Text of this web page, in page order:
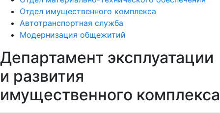
Отдел имущественного комплекса
Автотранспортная служба
Модернизация общежитий
Департамент эксплуатации
и развития
имущественного комплекса